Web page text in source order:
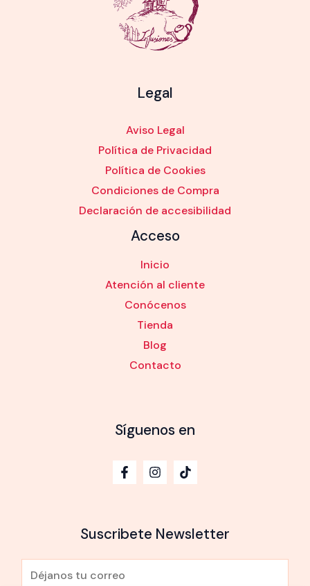
Legal
Aviso Legal
Política de Privacidad
Política de Cookies
Condiciones de Compra
Declaración de accesibilidad
Acceso
Inicio
Atención al cliente
Conócenos
Tienda
Blog
Contacto
Síguenos en
Suscribete Newsletter